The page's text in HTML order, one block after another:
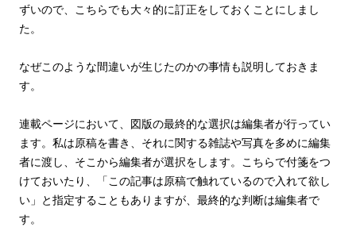
ずいので、こちらでも大々的に訂正をしておくことにしまし
た。
なぜこのような間違いが生じたのかの事情も説明しておきま
す。
連載ページにおいて、図版の最終的な選択は編集者が行ってい
ます。私は原稿を書き、それに関する雑誌や写真を多めに編集
者に渡し、そこから編集者が選択をします。こちらで付箋をつ
けておいたり、「この記事は原稿で触れているので入れて欲し
い」と指定することもありますが、最終的な判断は編集者で
す。